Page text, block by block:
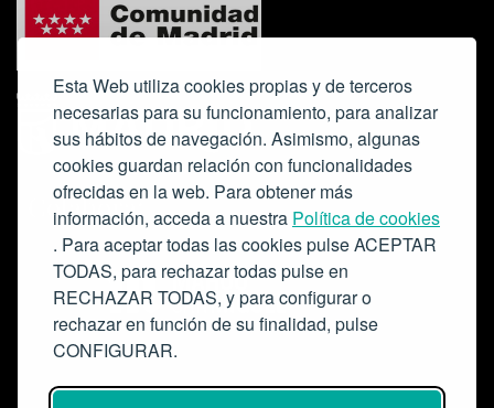
Esta Web utiliza cookies propias y de terceros
necesarias para su funcionamiento, para analizar
sus hábitos de navegación. Asimismo, algunas
cookies guardan relación con funcionalidades
ofrecidas en la web. Para obtener más
información, acceda a nuestra Política de cookies
. Para aceptar todas las cookies pulse ACEPTAR
TODAS, para rechazar todas pulse en
RECHAZAR TODAS, y para configurar o
rechazar en función de su finalidad, pulse
CONFIGURAR.
Colabora: